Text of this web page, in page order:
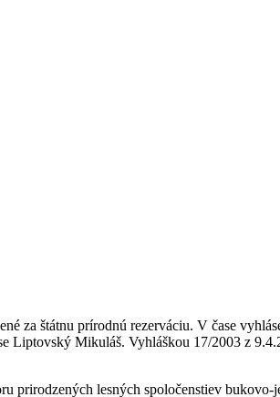
za štátnu prírodnú rezerváciu. V čase
Liptovský Mikuláš. Vyhláškou 17/2003 z
prirodzených lesných spoločenstiev